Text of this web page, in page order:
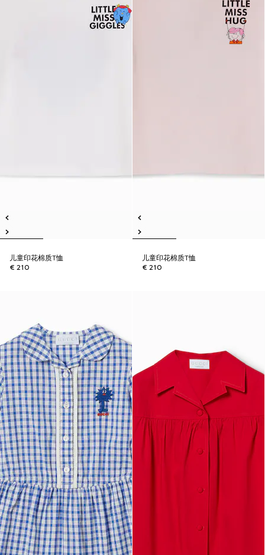
儿童印花棉质T恤
€ 210
儿童印花棉质T恤
€ 210